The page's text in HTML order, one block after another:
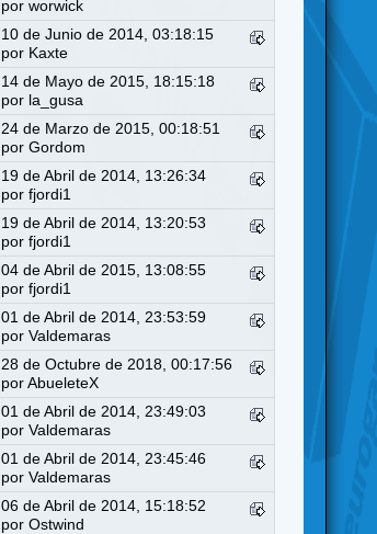
porworwick
10 de Junio de 2014, 03:18:15
por Kaxte
14 de Mayo de 2015, 18:15:18
por la_gusa
24 de Marzo de 2015, 00:18:51
porGordom
19 de Abril de 2014, 13:26:34
porfjordi1
19 de Abril de 2014, 13:20:53
porfjordi1
04 de Abril de 2015, 13:08:55
porfjordi1
01 de Abril de 2014, 23:53:59
porValdemaras
28 de Octubre de 2018, 00:17:56
porAbueleteX
01 de Abril de 2014, 23:49:03
porValdemaras
01 de Abril de 2014, 23:45:46
porValdemaras
06 de Abril de 2014, 15:18:52
porOstwind